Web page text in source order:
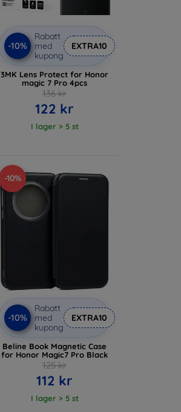
-10%
Rabatt
med
kupong
EXTRA10
3MK Lens Protect for Honor
magic 7 Pro 4pcs
136 kr
122 kr
I lager > 5 st
-10%
-10%
Rabatt
med
kupong
EXTRA10
Beline Book Magnetic Case
for Honor Magic7 Pro Black
125 kr
112 kr
I lager > 5 st